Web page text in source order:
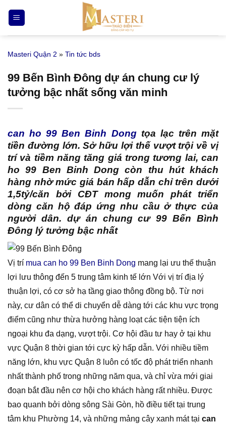
qua
nội
Masteri Quận 2 » Tin tức bds
99 Bến Bình Đông dự án chung cư lý
tưởng bậc nhất sống văn minh
can ho 99 Ben Binh Dongtọa lạc trên mặt
tiền đường lớn. Sở hữu lợi thế vượt trội về vị
trí và tiềm năng tăng giá trong tương lai, can
ho 99 Ben Binh Dong còn thu hút khách
hàng nhờ mức giá bán hấp dẫn chỉ trên dưới
1,5tỷ/căn bởi CĐT mong muốn phát triển
dòng căn hộ đáp ứng nhu cầu ở thực của
người dân. dự án chung cư 99 Bến Bình
Đông lý tưởng bậc nhất
Vị trí mua can ho 99 Ben Binh Dong mang lại ưu thế thuận
lợi lưu thông đến 5 trung tâm kinh tế lớn Với vị trí địa lý
thuận lợi, có cơ sở hạ tầng giao thông đồng bộ. Từ nơi
này, cư dân có thể di chuyển dễ dàng tới các khu vực trọng
điểm cũng như thừa hưởng hàng loạt các tiện tiện ích
ngoại khu đa dạng, vượt trội. Cơ hội đầu tư hay ở tại khu
vực Quận 8 thời gian tới cực kỳ hấp dẫn. Với nhiều tiềm
năng lớn, khu vực Quận 8 luôn có tốc độ phát triển nhanh
nhất thành phố trong những năm qua, và chỉ vừa mới giai
đoạn bắt đầu nên cơ hội cho khách hàng rất nhiều. Được
bao quanh bởi dòng sông Sài Gòn, hồ điều tiết tại trung
tâm khu Phường 14, và những mảng cây xanh mát tại can